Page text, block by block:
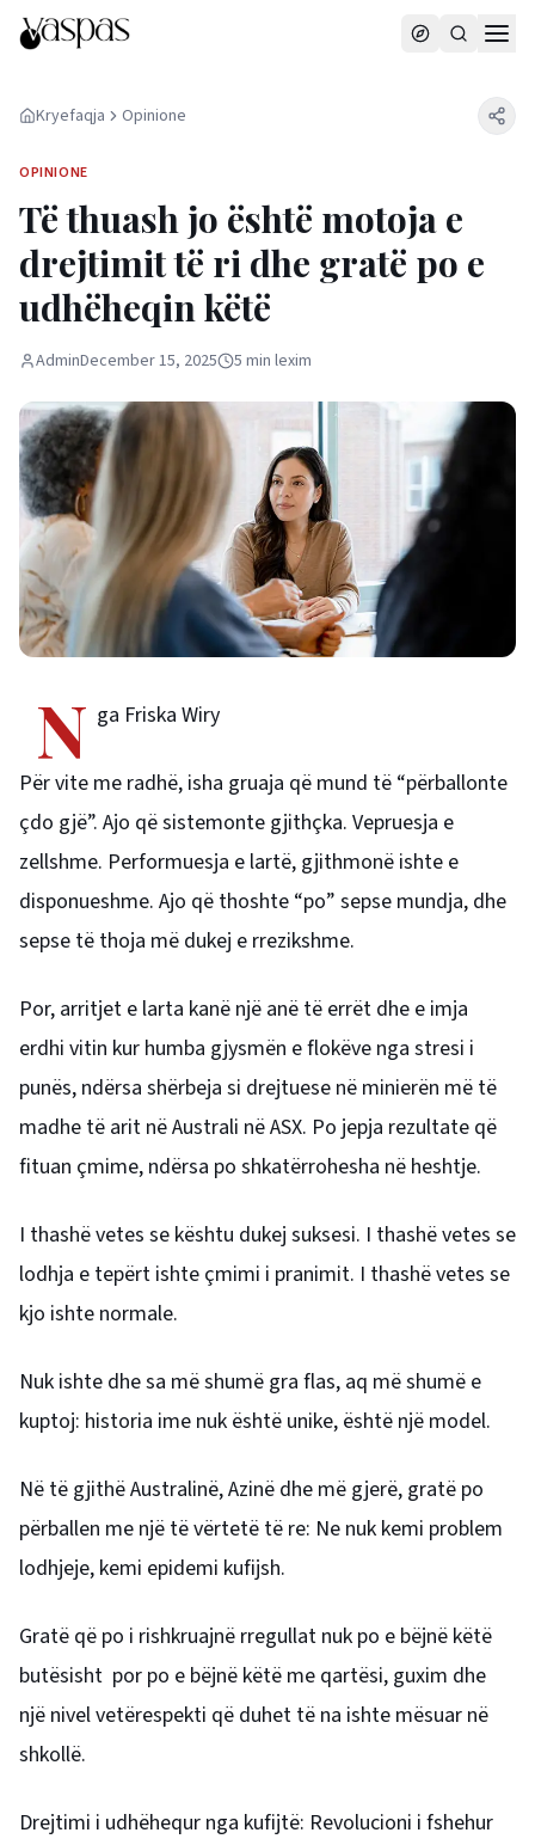
Kryefaqja Opinione
OPINIONE
Të thuash jo është motoja e
drejtimit të ri dhe gratë po e
udhëheqin këtë
AdminDecember 15, 2025 5 min lexim
N ga Friska Wiry
Për vite me radhë, isha gruaja që mund të “përballonte
çdo gjë”. Ajo që sistemonte gjithçka. Vepruesja e
zellshme. Performuesja e lartë, gjithmonë ishte e
disponueshme. Ajo që thoshte “po” sepse mundja, dhe
sepse të thoja më dukej e rrezikshme.
Por, arritjet e larta kanë një anë të errët dhe e imja
erdhi vitin kur humba gjysmën e flokëve nga stresi i
punës, ndërsa shërbeja si drejtuese në minierën më të
madhe të arit në Australi në ASX. Po jepja rezultate që
fituan çmime, ndërsa po shkatërrohesha në heshtje.
I thashë vetes se kështu dukej suksesi. I thashë vetes se
lodhja e tepërt ishte çmimi i pranimit. I thashë vetes se
kjo ishte normale.
Nuk ishte dhe sa më shumë gra flas, aq më shumë e
kuptoj: historia ime nuk është unike, është një model.
Në të gjithë Australinë, Azinë dhe më gjerë, gratë po
përballen me një të vërtetë të re: Ne nuk kemi problem
lodhjeje, kemi epidemi kufijsh.
Gratë që po i rishkruajnë rregullat nuk po e bëjnë këtë
butësisht por po e bëjnë këtë me qartësi, guxim dhe
një nivel vetërespekti që duhet të na ishte mësuar në
shkollë.
Drejtimi i udhëhequr nga kufijtë: Revolucioni i fshehur